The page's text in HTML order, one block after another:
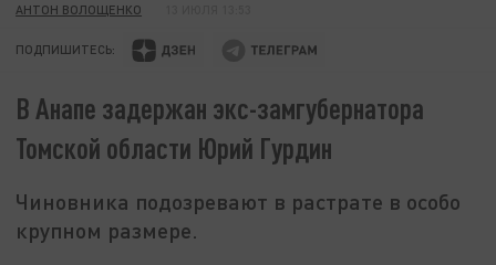
АНТОН ВОЛОЩЕНКО
ПОДПИШИТЕСЬ:
В Анапе задержан экс-замгубернатора
Томской области Юрий Гурдин
Чиновника подозревают в растрате в особо
крупном размере.